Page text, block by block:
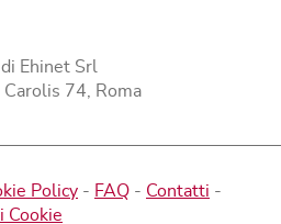
Ehinet Srl
74, Roma
Policy - FAQ - Contatti -
Cookie